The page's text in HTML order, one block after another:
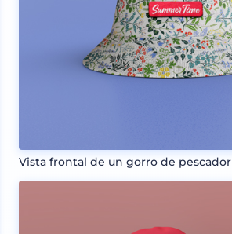
Vista frontal de un gorro de pescador